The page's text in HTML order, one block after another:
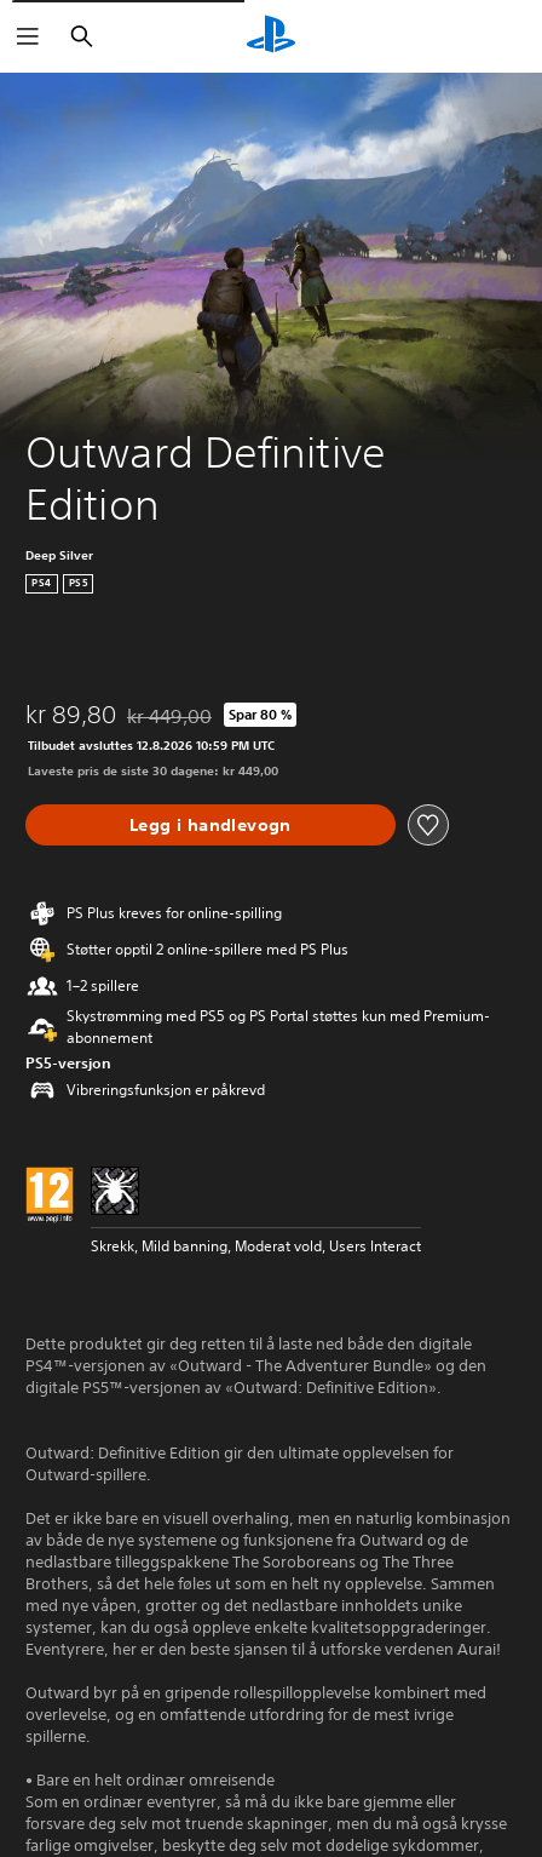
Søk
Outward Definitive
Edition
Deep Silver
PS4 PS5
kr 89,80 Nedsatt fra opprinnelig pris på kr 449,00
kr 449,00 Spar 80 %
Tilbudet avsluttes 12.8.2026 10:59 PM UTC
Laveste pris de siste 30 dagene: kr 449,00
Legg i handlevogn
PS Plus kreves for online-spilling
Støtter opptil 2 online-spillere med PS Plus
1–2 spillere
Skystrømming med PS5 og PS Portal støttes kun med Premium-
abonnement
PS5-versjon
Vibreringsfunksjon er påkrevd
Skrekk, Mild banning, Moderat vold, Users Interact
Dette produktet gir deg retten til å laste ned både den digitale
PS4™-versjonen av «Outward - The Adventurer Bundle» og den
digitale PS5™-versjonen av «Outward: Definitive Edition».
Outward: Definitive Edition gir den ultimate opplevelsen for
Outward-spillere.
Det er ikke bare en visuell overhaling, men en naturlig kombinasjon
av både de nye systemene og funksjonene fra Outward og de
nedlastbare tilleggspakkene The Soroboreans og The Three
Brothers, så det hele føles ut som en helt ny opplevelse. Sammen
med nye våpen, grotter og det nedlastbare innholdets unike
systemer, kan du også oppleve enkelte kvalitetsoppgraderinger.
Eventyrere, her er den beste sjansen til å utforske verdenen Aurai!
Outward byr på en gripende rollespillopplevelse kombinert med
overlevelse, og en omfattende utfordring for de mest ivrige
spillerne.
• Bare en helt ordinær omreisende
Som en ordinær eventyrer, så må du ikke bare gjemme eller
forsvare deg selv mot truende skapninger, men du må også krysse
farlige omgivelser, beskytte deg selv mot dødelige sykdommer,